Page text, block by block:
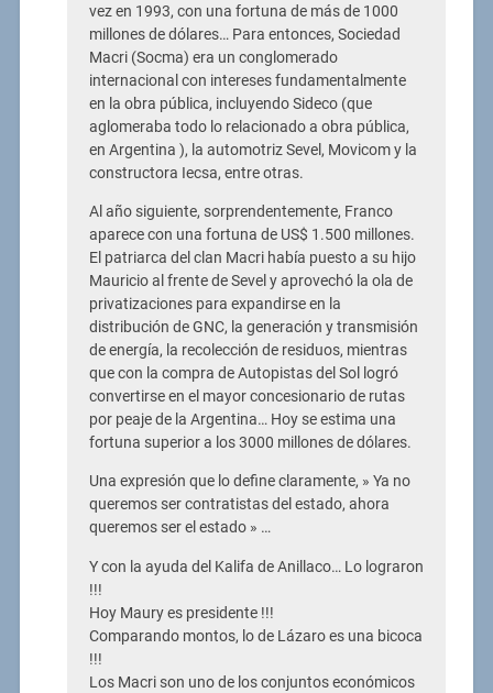
vez en 1993, con una fortuna de más de 1000
millones de dólares… Para entonces, Sociedad
Macri (Socma) era un conglomerado
internacional con intereses fundamentalmente
en la obra pública, incluyendo Sideco (que
aglomeraba todo lo relacionado a obra pública,
en Argentina ), la automotriz Sevel, Movicom y la
constructora Iecsa, entre otras.
Al año siguiente, sorprendentemente, Franco
aparece con una fortuna de US$ 1.500 millones.
El patriarca del clan Macri había puesto a su hijo
Mauricio al frente de Sevel y aprovechó la ola de
privatizaciones para expandirse en la
distribución de GNC, la generación y transmisión
de energía, la recolección de residuos, mientras
que con la compra de Autopistas del Sol logró
convertirse en el mayor concesionario de rutas
por peaje de la Argentina… Hoy se estima una
fortuna superior a los 3000 millones de dólares.
Una expresión que lo define claramente, » Ya no
queremos ser contratistas del estado, ahora
queremos ser el estado » …
Y con la ayuda del Kalifa de Anillaco… Lo lograron
!!!
Hoy Maury es presidente !!!
Comparando montos, lo de Lázaro es una bicoca
!!!
Los Macri son uno de los conjuntos económicos